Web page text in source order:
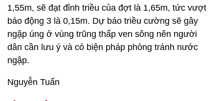
1,55m, sẽ đạt đỉnh triều của đợt là 1,65m, tức vượt
báo động 3 là 0,15m. Dự báo triều cường sẽ gây
ngập úng ở vùng trũng thấp ven sông nên người
dân cần lưu ý và có biện pháp phòng tránh nước
ngập.
Nguyễn Tuấn